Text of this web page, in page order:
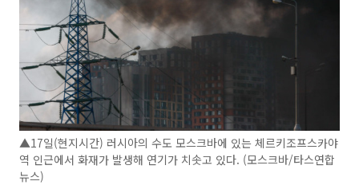
▲17일(현지시간) 러시아의 수도 모스크바에 있는 체르키조프스카야
역 인근에서 화재가 발생해 연기가 치솟고 있다. (모스크바/타스연합
뉴스)